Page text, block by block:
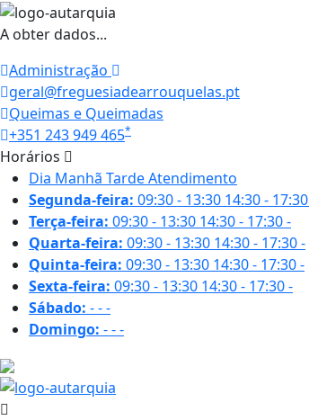
A obter dados...
Administração
geral@freguesiadearrouquelas.pt
Queimas e Queimadas
+351 243 949 465*
Horários
Dia Manhã TardeAtendimento
Segunda-feira: 09:30 - 13:30 14:30 - 17:30
Terça-feira: 09:30 - 13:30 14:30 - 17:30-
Quarta-feira: 09:30 - 13:30 14:30 - 17:30-
Quinta-feira: 09:30 - 13:30 14:30 - 17:30-
Sexta-feira: 09:30 - 13:30 14:30 - 17:30-
Sábado: ---
Domingo: ---